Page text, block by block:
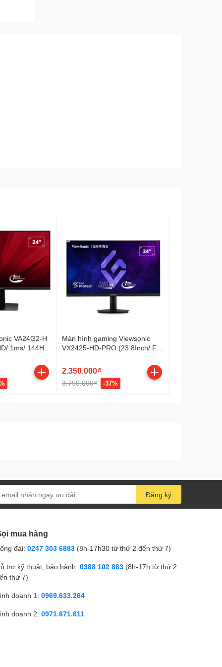
VA24G2-H
1ms/ 144Hz/
Màn hình gaming Viewsonic
VX2425-HD-PRO (23.8Inch/ Full
2.350.000₫
3.750.000₫ -37%
Đăng ký
mua hàng
đài: 0247 303 6883 (8h-17h30 từ thứ 2 đến thứ 7)
trợ kỹ thuật, bảo hành: 0388 102 863 (8h-17h từ thứ 2
thứ 7)
doanh 1: 0969.633.264
doanh 2: 0971.671.611